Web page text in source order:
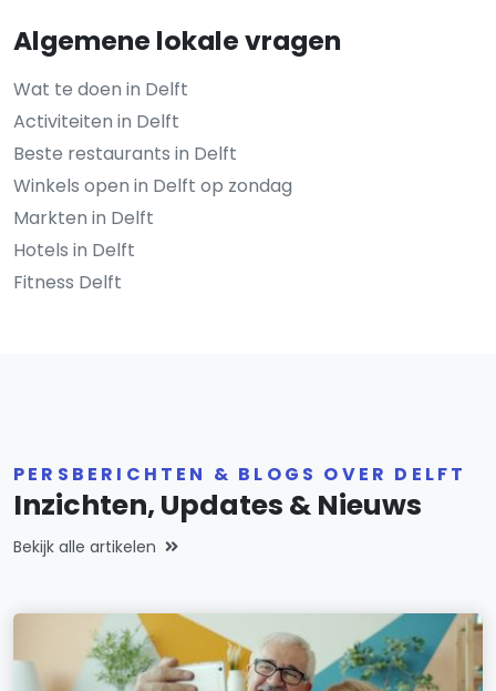
Algemene lokale vragen
Wat te doen in Delft
Activiteiten in Delft
Beste restaurants in Delft
Winkels open in Delft op zondag
Markten in Delft
Hotels in Delft
Fitness Delft
PERSBERICHTEN & BLOGS OVER DELFT
Inzichten, Updates & Nieuws
Bekijk alle artikelen